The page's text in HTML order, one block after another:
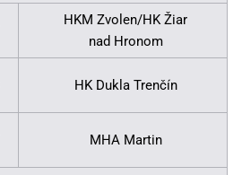
HKM Zvolen/HK Žiar
nad Hronom
HK Dukla Trenčín
MHA Martin